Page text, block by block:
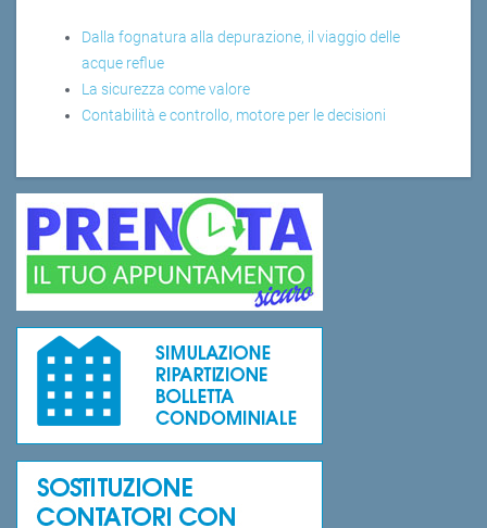
Dalla fognatura alla depurazione, il viaggio delle
acque reflue
La sicurezza come valore
Contabilità e controllo, motore per le decisioni